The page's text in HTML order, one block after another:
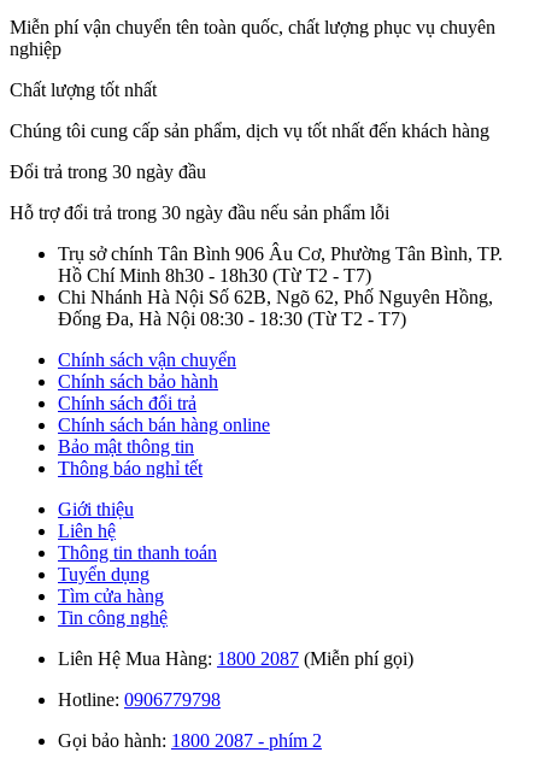
Miễn phí vận chuyển tên toàn quốc, chất lượng phục vụ chuyên
nghiệp
Chất lượng tốt nhất
Chúng tôi cung cấp sản phẩm, dịch vụ tốt nhất đến khách hàng
Đổi trả trong 30 ngày đầu
Hỗ trợ đổi trả trong 30 ngày đầu nếu sản phẩm lỗi
Trụ sở chính Tân Bình 906 Âu Cơ, Phường Tân Bình, TP.
Hồ Chí Minh 8h30 - 18h30 (Từ T2 - T7)
Chi Nhánh Hà Nội Số 62B, Ngõ 62, Phố Nguyên Hồng,
Đống Đa, Hà Nội 08:30 - 18:30 (Từ T2 - T7)
Chính sách vận chuyển
Chính sách bảo hành
Chính sách đổi trả
Chính sách bán hàng online
Bảo mật thông tin
Thông báo nghỉ tết
Giới thiệu
Liên hệ
Thông tin thanh toán
Tuyển dụng
Tìm cửa hàng
Tin công nghệ
Liên Hệ Mua Hàng: 1800 2087 (Miễn phí gọi)
Hotline: 0906779798
Gọi bảo hành: 1800 2087 - phím 2